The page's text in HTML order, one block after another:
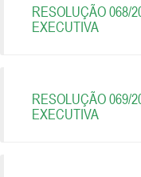
RESOLUÇÃO 068/
EXECUTIVA
RESOLUÇÃO 069/
EXECUTIVA